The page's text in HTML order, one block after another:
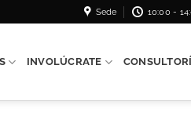
Sede 10:00 -
INVOLÚCRATE